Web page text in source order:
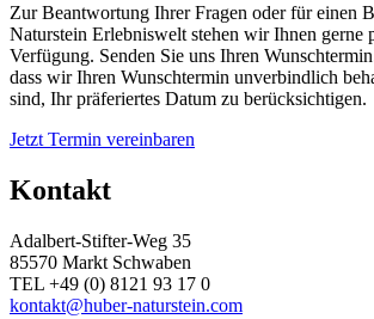
Zur Beantwortung Ihrer Fragen oder für einen
Naturstein Erlebniswelt stehen wir Ihnen gerne
Verfügung. Senden Sie uns Ihren
dass wir Ihren Wunschtermin unverbindlich
sind, Ihr präferiertes Datum zu berücksichtigen.
Jetzt Termin vereinbaren
Kontakt
Adalbert-Stifter-Weg 35
85570 Markt Schwaben
TEL +49 (0) 8121 93 17 0
kontakt@huber-naturstein.com